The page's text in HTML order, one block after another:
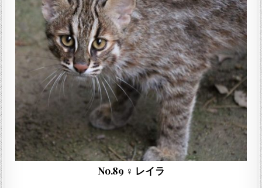
No.89 ♀ レイラ